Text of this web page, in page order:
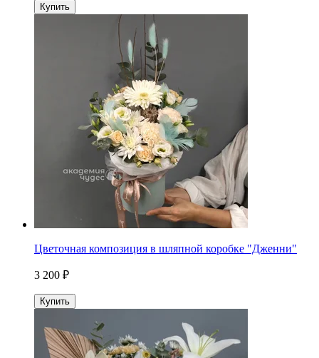
Купить
Цветочная композиция в шляпной коробке "Дженни"
3 200 ₽
Купить